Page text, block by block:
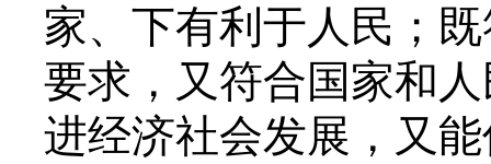
家、下有利于人民；
要求，又符合国家和
进经济社会发展，又